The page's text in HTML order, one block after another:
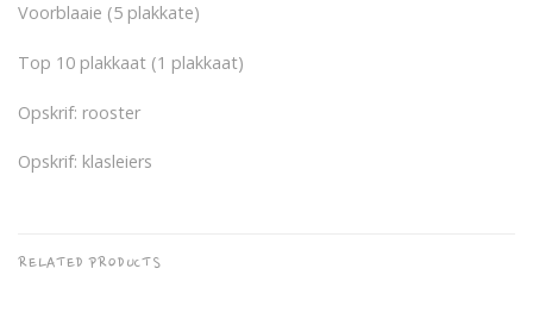
Voorblaaie (5 plakkate)
Top 10 plakkaat (1 plakkaat)
Opskrif: rooster
Opskrif: klasleiers
RELATED PRODUCTS